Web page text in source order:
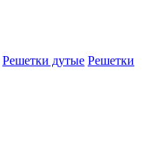
Решетки дутые Решетки